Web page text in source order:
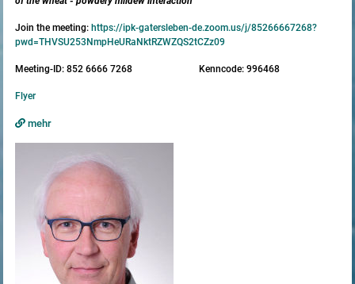
Join the meeting:https://ipk-gatersleben-de.zoom.us/j/85266667268?
pwd=THVSU253NmpHeURaNktRZWZQS2tCZz09
Meeting-ID: 852 6666 7268 Kenncode: 996468
Flyer
mehr